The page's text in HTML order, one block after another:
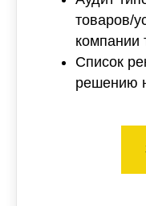
товаров/
компании
Список
решению